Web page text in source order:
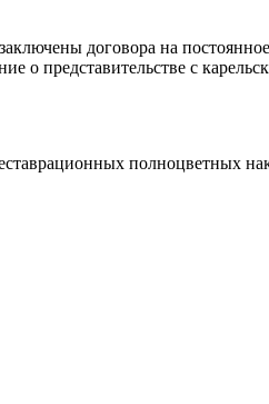
договора на
о представительстве с
полноцветных